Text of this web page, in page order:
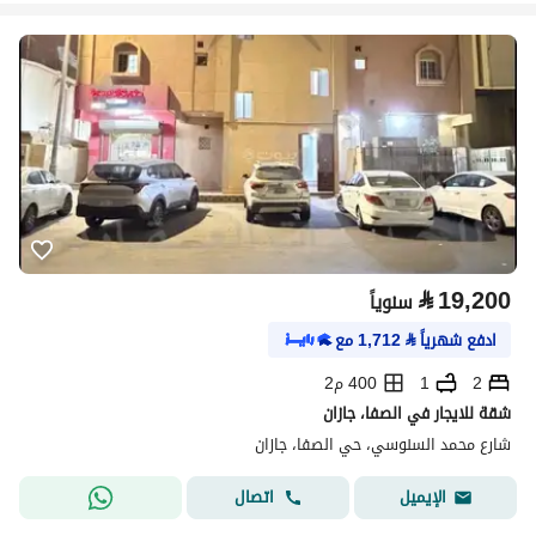
⃁19,200 سنوياً
ادفع شهرياً⃁
1,712مع
2
1
400 م2
شقة للايجار في الصفا، جازان
شارع محمد السنوسي، حي الصفا، جازان
الإيميل
اتصال